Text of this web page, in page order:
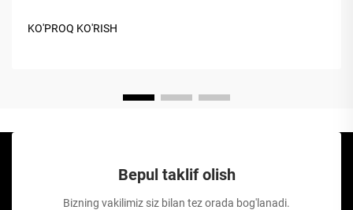
KO'PROQ KO'RISH
Bepul taklif olish
Bizning vakilimiz siz bilan tez orada bog'lanadi.